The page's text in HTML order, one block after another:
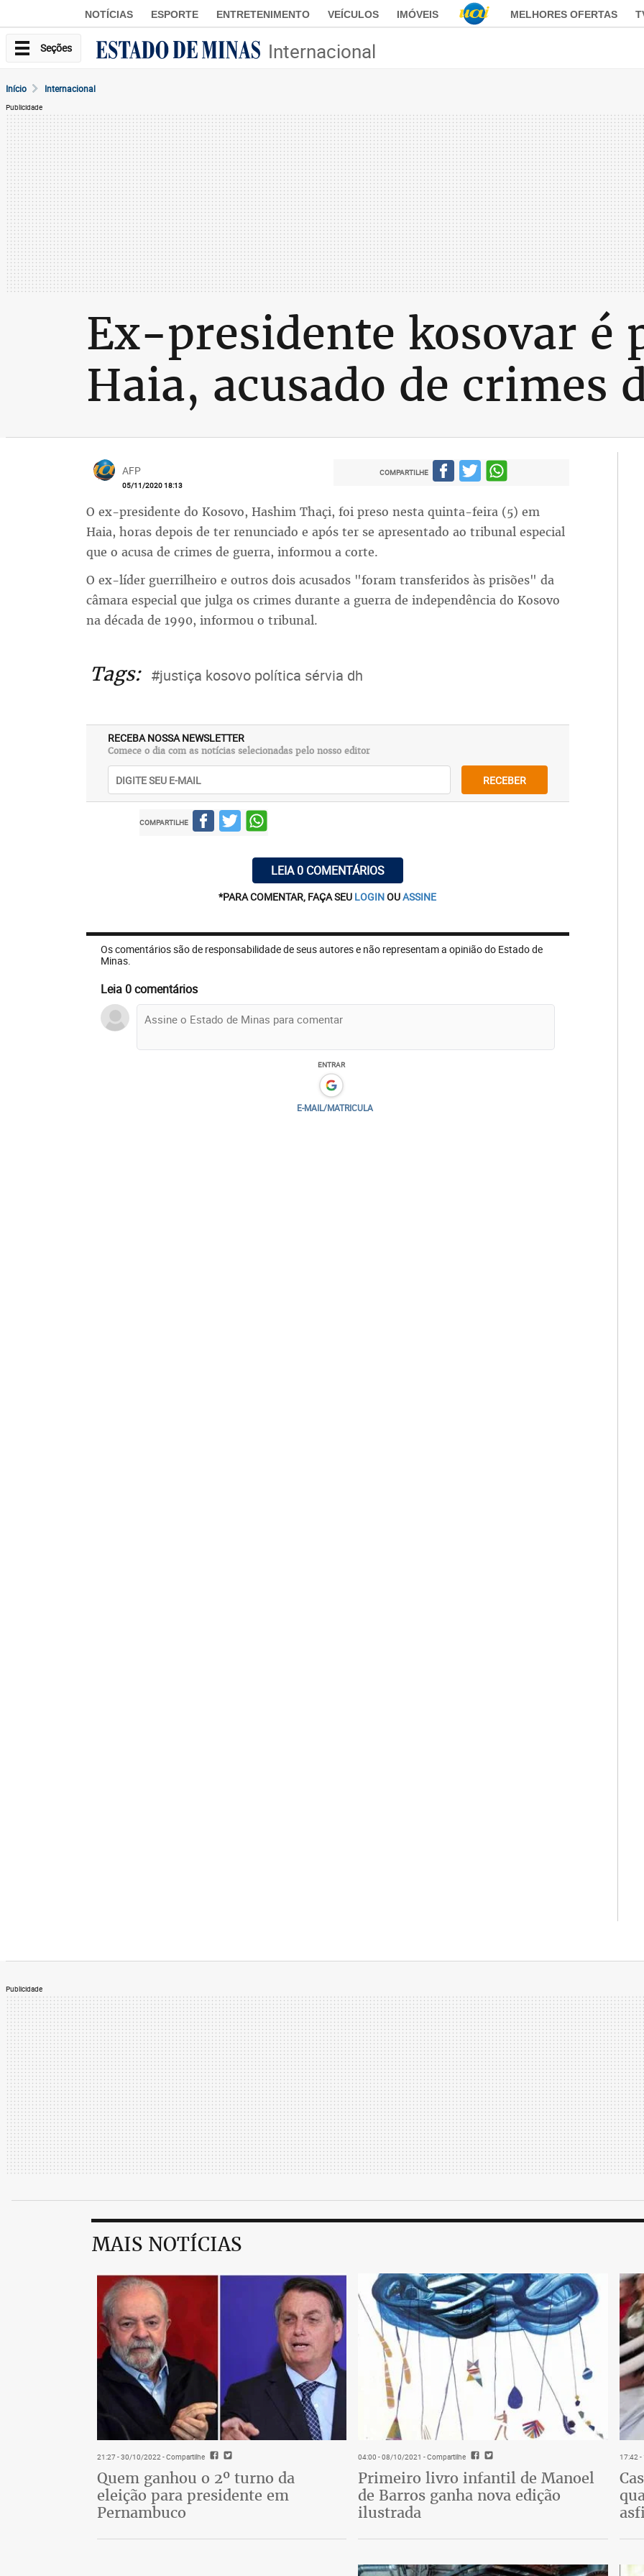
NOTÍCIAS ESPORTE ENTRETENIMENTO VEÍCULOS IMÓVEIS MELHORES OFERTAS
Seções Internacional
Início Internacional
Publicidade
Ex-presidente kosovar é
Haia, acusado de crimes
AFP
05/11/2020 18:13
COMPARTILHE
O ex-presidente do Kosovo, Hashim Thaçi, foi preso nesta quinta-feira (5) em
Haia, horas depois de ter renunciado e após ter se apresentado ao tribunal especial
que o acusa de crimes de guerra, informou a corte.
O ex-líder guerrilheiro e outros dois acusados "foram transferidos às prisões" da
câmara especial que julga os crimes durante a guerra de independência do Kosovo
na década de 1990, informou o tribunal.
Tags: #justiça kosovo política sérvia dh
RECEBA NOSSA NEWSLETTER
Comece o dia com as notícias selecionadas pelo nosso editor
RECEBER
COMPARTILHE
LEIA 0 COMENTÁRIOS
*PARA COMENTAR, FAÇA SEU LOGINOUASSINE
Os comentários são de responsabilidade de seus autores e não representam a opinião do Estado de
Minas.
Leia 0 comentários
ENTRAR
E-MAIL/MATRICULA
Publicidade
MAIS NOTÍCIAS
21:27 - 30/10/2022- Compartilhe
Quem ganhou o 2º turno da
eleição para presidente em
Pernambuco
04:00 - 08/10/2021 - Compartilhe
Primeiro livro infantil de Manoel
de Barros ganha nova edição
ilustrada
17:42